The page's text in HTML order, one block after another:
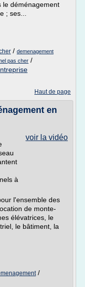
le déménagement
; ses...
/ demenagement
pas cher /
Haut de page
en
voir la vidéo
à
l'ensemble des
de monte-
élévatrices, le
le bâtiment, la
/